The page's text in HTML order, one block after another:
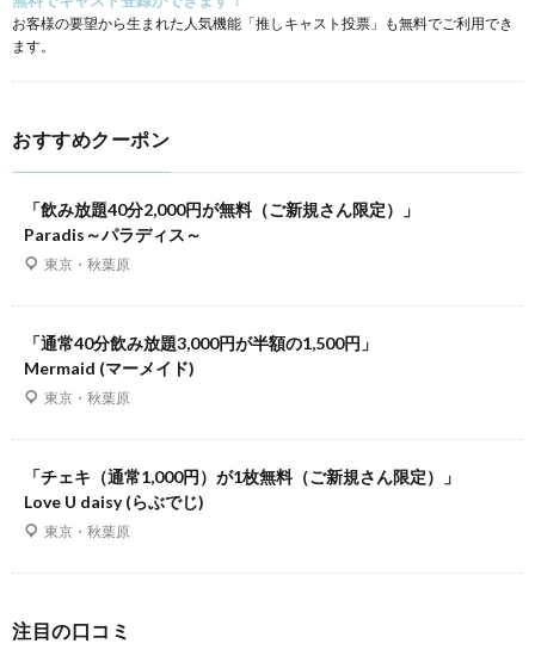
お客様の要望から生まれた人気機能「推しキャスト投票」も無料でご利用でき
ます。
おすすめクーポン
「飲み放題40分2,000円が無料（ご新規さん限定）」
Paradis～パラディス～
東京・秋葉原
「通常40分飲み放題3,000円が半額の1,500円」
Mermaid (マーメイド)
東京・秋葉原
「チェキ（通常1,000円）が1枚無料（ご新規さん限定）」
Love U daisy (らぶでじ)
東京・秋葉原
注目の口コミ